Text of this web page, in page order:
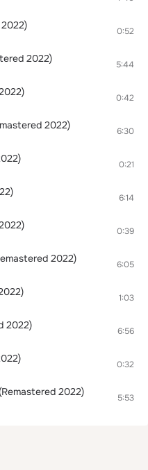
0:52
2022) 5:44
0:42
2022) 6:30
0:21
6:14
0:39
2022) 6:05
1:03
2022) 6:56
0:32
2022) 5:53